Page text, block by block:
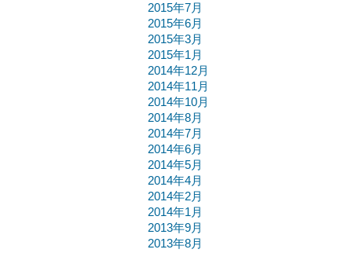
2015年7月
2015年6月
2015年3月
2015年1月
2014年12月
2014年11月
2014年10月
2014年8月
2014年7月
2014年6月
2014年5月
2014年4月
2014年2月
2014年1月
2013年9月
2013年8月